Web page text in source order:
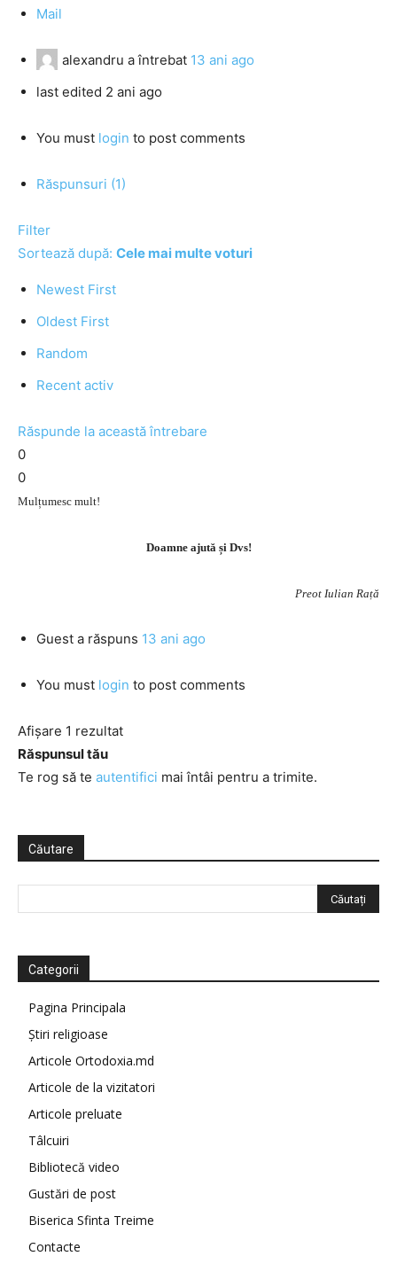
Mail
alexandru a întrebat 13 ani ago
last edited 2 ani ago
You must login to post comments
Răspunsuri (1)
Filter
Sortează după: Cele mai multe voturi
Newest First
Oldest First
Random
Recent activ
Răspunde la această întrebare
0
0
Mulțumesc mult!
Doamne ajută și Dvs!
Preot Iulian Rață
Guest a răspuns 13 ani ago
You must login to post comments
Afișare 1 rezultat
Răspunsul tău
Te rog să te autentifici mai întâi pentru a trimite.
Căutare
Categorii
Pagina Principala
Știri religioase
Articole Ortodoxia.md
Articole de la vizitatori
Articole preluate
Tâlcuiri
Bibliotecă video
Gustări de post
Biserica Sfinta Treime
Contacte